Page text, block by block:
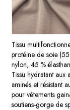
Tissu
protéine de soie
nylon, 45 %
Tissu hydratant aux
aminés et résistant
pour vêtements
soutiens-gorge de